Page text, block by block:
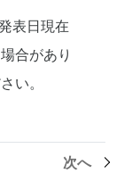
表日現在
合があり
い。
次へ